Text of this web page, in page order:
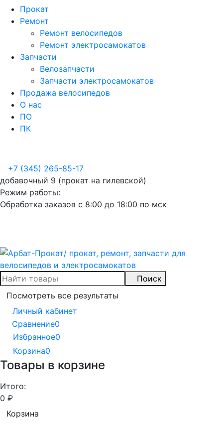
Прокат
Ремонт
Ремонт велосипедов
Ремонт электросамокатов
Запчасти
Велозапчасти
Запчасти электросамокатов
Продажа велосипедов
О нас
ПО
ПК
+7 (345) 265-85-17
добавочный 9 (прокат на гилевской)
Режим работы:
Обработка заказов с 8:00 до 18:00 по мск
Поиск
Посмотреть все результаты
Личный кабинет
Сравнение0
Избранное0
Корзина0
Товары в корзине
Итого:
0 ₽
Корзина